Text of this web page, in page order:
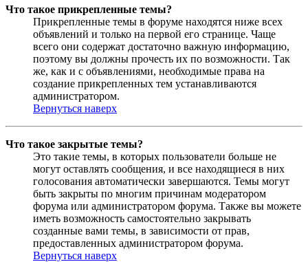
Что такое прикрепленные темы?
Прикрепленные темы в форуме находятся ниже всех
объявлений и только на первой его странице. Чаще
всего они содержат достаточно важную информацию,
поэтому вы должны прочесть их по возможности. Так
же, как и с объявлениями, необходимые права на
создание прикрепленных тем устанавливаются
администратором.
Вернуться наверх
Что такое закрытые темы?
Это такие темы, в которых пользователи больше не
могут оставлять сообщения, и все находящиеся в них
голосования автоматически завершаются. Темы могут
быть закрыты по многим причинам модератором
форума или администратором форума. Также вы можете
иметь возможность самостоятельно закрывать
созданные вами темы, в зависимости от прав,
предоставленных администратором форума.
Вернуться наверх